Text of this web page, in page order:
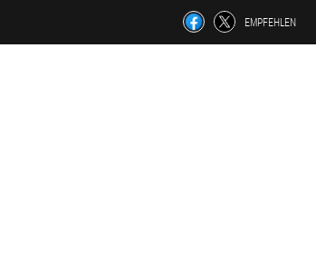
EMPFEHLEN